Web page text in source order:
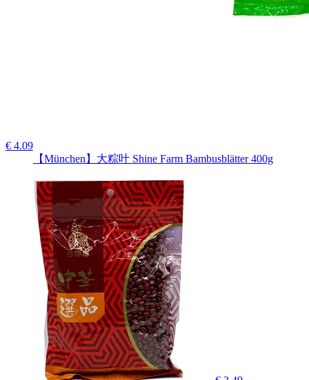
€ 4.09
【München】大粽叶 Shine Farm Bambusblätter 400g